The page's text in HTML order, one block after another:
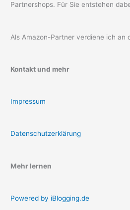
Partnershops. Für Sie entstehen
Als Amazon-Partner verdiene ich an
Kontakt und mehr
Impressum
Datenschutzerklärung
Mehr lernen
Powered by iBlogging.de